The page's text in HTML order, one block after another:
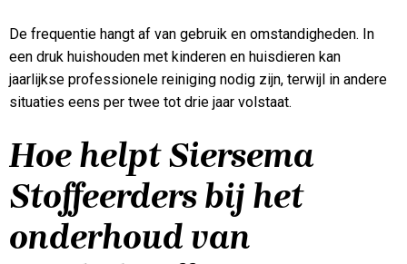
De frequentie hangt af van gebruik en omstandigheden. In
een druk huishouden met kinderen en huisdieren kan
jaarlijkse professionele reiniging nodig zijn, terwijl in andere
situaties eens per twee tot drie jaar volstaat.
Hoe helpt Siersema
Stoffeerders bij het
onderhoud van